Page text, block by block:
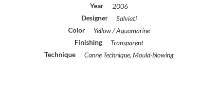
Year
2006
Designer
Salviati
Color
Yellow / Aquamarine
Finishing
Transparent
Technique
Canne Technique, Mould-blowing